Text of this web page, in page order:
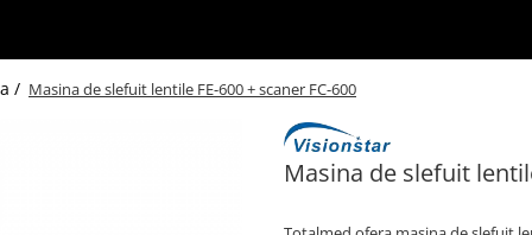
/ Masina de slefuit lentile FE-600 + scaner FC-600
Masina de slefuit